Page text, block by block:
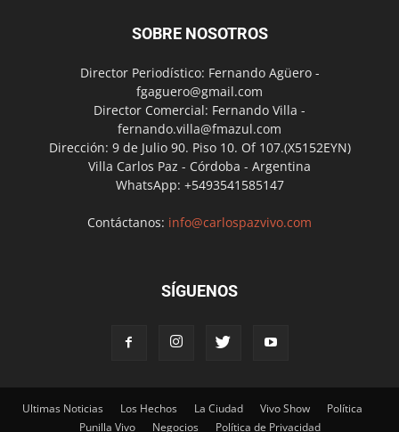
SOBRE NOSOTROS
Director Periodístico: Fernando Agüero -
fgaguero@gmail.com
Director Comercial: Fernando Villa -
fernando.villa@fmazul.com
Dirección: 9 de Julio 90. Piso 10. Of 107.(X5152EYN)
Villa Carlos Paz - Córdoba - Argentina
WhatsApp: +5493541585147
Contáctanos: info@carlospazvivo.com
SÍGUENOS
Ultimas Noticias Los Hechos La Ciudad Vivo Show
Política
Punilla Vivo
Negocios Política de Privacidad